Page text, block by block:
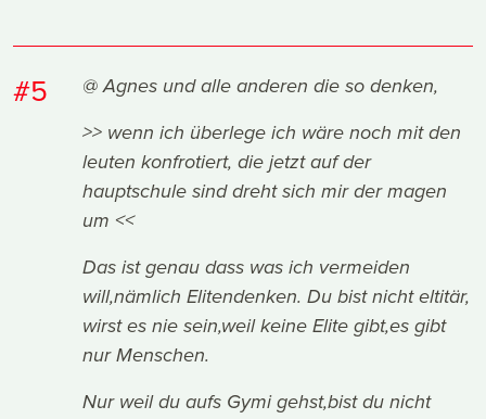
#5
@ Agnes und alle anderen die so denken,
>> wenn ich überlege ich wäre noch mit den
leuten konfrotiert, die jetzt auf der
hauptschule sind dreht sich mir der magen
um <<
Das ist genau dass was ich vermeiden
will,nämlich Elitendenken. Du bist nicht eltitär,
wirst es nie sein,weil keine Elite gibt,es gibt
nur Menschen.
Nur weil du aufs Gymi gehst,bist du nicht